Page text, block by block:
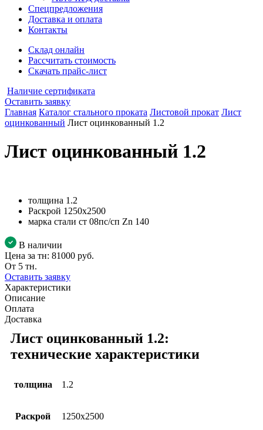
Спецпредложения
Доставка и оплата
Контакты
Склад онлайн
Рассчитать стоимость
Скачать прайс-лист
Наличие сертификата
Оставить заявку
Главная Каталог стального проката Листовой прокат Лист
оцинкованный Лист оцинкованный 1.2
Лист оцинкованный 1.2
толщина 1.2
Раскрой 1250х2500
марка стали ст 08пс/сп Zn 140
В наличии
Цена за тн: 81000 руб.
От 5 тн.
Оставить заявку
Характеристики
Описание
Оплата
Доставка
Лист оцинкованный 1.2:
технические характеристики
толщина 1.2
Раскрой 1250х2500